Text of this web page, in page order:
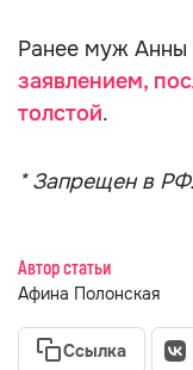
Ранее муж Анны
заявлением,
толстой.
* Запрещен в РФ.
Автор статьи
Афина Полонская
Ссылка